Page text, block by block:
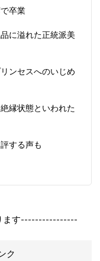
卒業
に溢れた正統派美
ンセスへのいじめ
縁状態といわれた
する声も
ます----------------
ク